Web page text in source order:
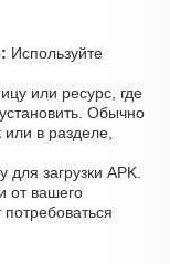
Используйте
или ресурс, где
Обычно
или в разделе,
загрузки APK.
от вашего